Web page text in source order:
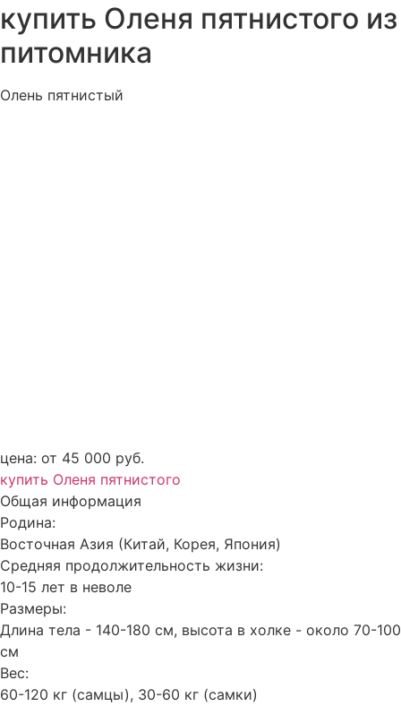
купить Оленя пятнистого из
питомника
Олень пятнистый
цена: от 45 000 руб.
купить Оленя пятнистого
Общая информация
Родина:
Восточная Азия (Китай, Корея, Япония)
Средняя продолжительность жизни:
10-15 лет в неволе
Размеры:
Длина тела - 140-180 см, высота в холке - около 70-100
см
Вес:
60-120 кг (самцы), 30-60 кг (самки)